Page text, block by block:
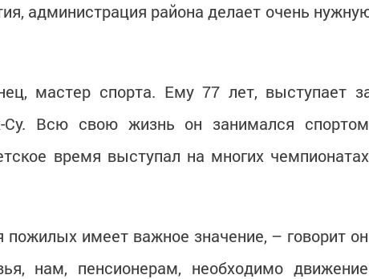
администрация района делает очень
мастер спорта. Ему 77 лет, выступает
Всю свою жизнь он занимался
время выступал на многих
имеет важное значение, – говорит
нам, пенсионерам, необходимо